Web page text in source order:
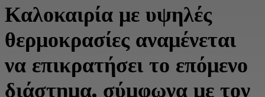
Καλοκαιρία με υψηλές
θερμοκρασίες αναμένεται
να επικρατήσει το επόμενο
διάστημα, σύμφωνα με τον